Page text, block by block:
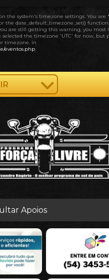
the system's timezone settings. You are
the date_default_timezone_set() function.
are still getting this warning, you most
the timezone 'UTC' for now, but
timezone. in
eventos.php
Apoios